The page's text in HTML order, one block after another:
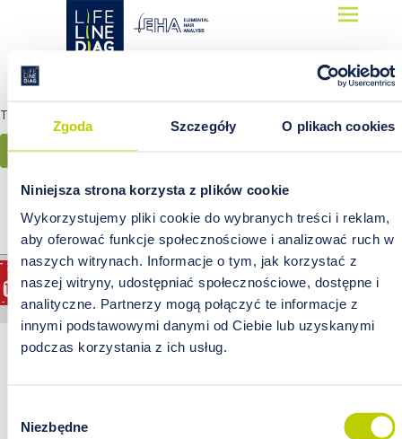
Zgoda Szczegóły O plikach cookies
Niniejsza strona korzysta z plików cookie
Wykorzystujemy pliki cookie do wybranych treści i reklam,
aby oferować funkcje społecznościowe i analizować ruch w
naszych witrynach. Informacje o tym, jak korzystać z
naszej witryny, udostępniać społecznościowe, dostępne i
analityczne. Partnerzy mogą połączyć te informacje z
innymi podstawowymi danymi od Ciebie lub uzyskanymi
podczas korzystania z ich usług.
zgody
Niezbędne
Lifelinediag
Elemental Hair Analysis
Twój koszyk jest pusty
Powrót do sklepu
laboratorium Mineralco P.S.A.
Copyright © 2026 Lifelinediag